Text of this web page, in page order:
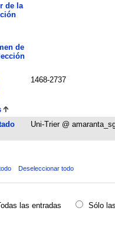
de la
de
1468-2737
Uni-Trier @
Deseleccionar todo
las entradas
Sólo